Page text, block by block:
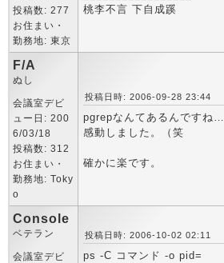
投稿数: 277
お住まい・
勤務地: 東京
桃李不言 下自成蹊
F/A
ぬし
会議室デビ
ュー日: 200
6/03/18
投稿数: 312
お住まい・
勤務地: Toky
o
投稿日時: 2006-09-28 23:44
pgrepなんてあるんですね…
感動しました。（笑
確かに楽です。
Console
ベテラン
会議室デビ
投稿日時: 2006-10-02 02:11
ps -C コマンド -o pid=